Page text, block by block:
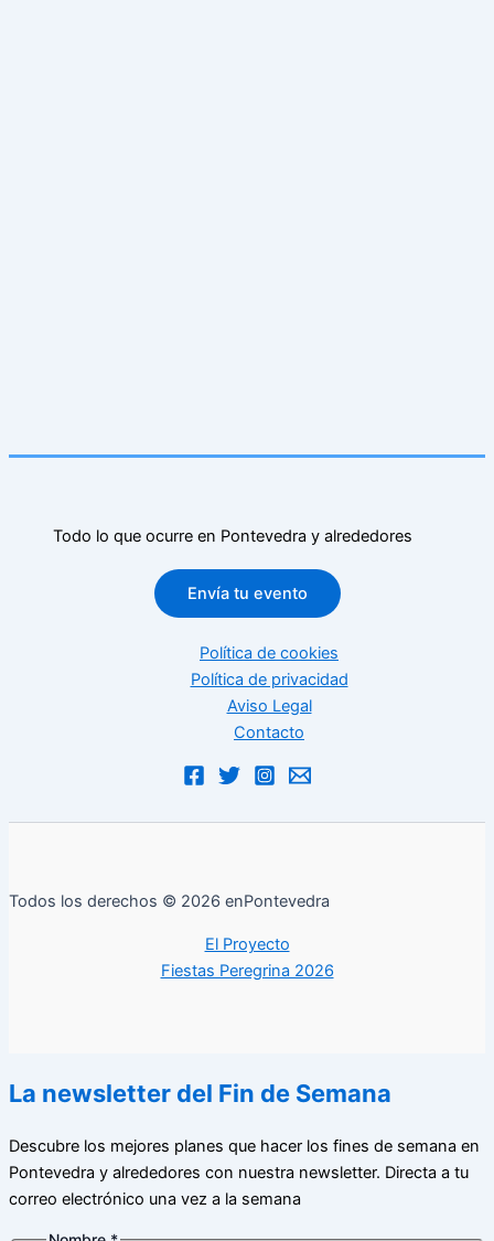
Todo lo que ocurre en Pontevedra y alrededores
Envía tu evento
Política de cookies
Política de privacidad
Aviso Legal
Contacto
Todos los derechos © 2026 enPontevedra
El Proyecto
Fiestas Peregrina 2026
La newsletter del Fin de Semana
Descubre los mejores planes que hacer los fines de semana en
Pontevedra y alrededores con nuestra newsletter. Directa a tu
correo electrónico una vez a la semana